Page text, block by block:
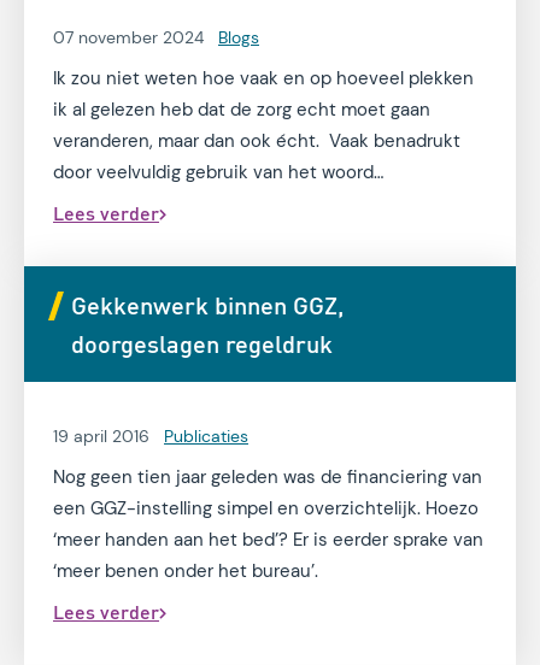
07 november 2024 Blogs
Ik zou niet weten hoe vaak en op hoeveel plekken
ik al gelezen heb dat de zorg echt moet gaan
veranderen, maar dan ook écht. Vaak benadrukt
door veelvuldig gebruik van het woord
‘transformatie’. Transformatie is nodig om de zorg
houden.
Lees verder
Gekkenwerk binnen GGZ,
doorgeslagen regeldruk
19 april 2016 Publicaties
Nog geen tien jaar geleden was de financiering van
een GGZ-instelling simpel en overzichtelijk. Hoezo
‘meer handen aan het bed’? Er is eerder sprake van
‘meer benen onder het bureau’.
Lees verder